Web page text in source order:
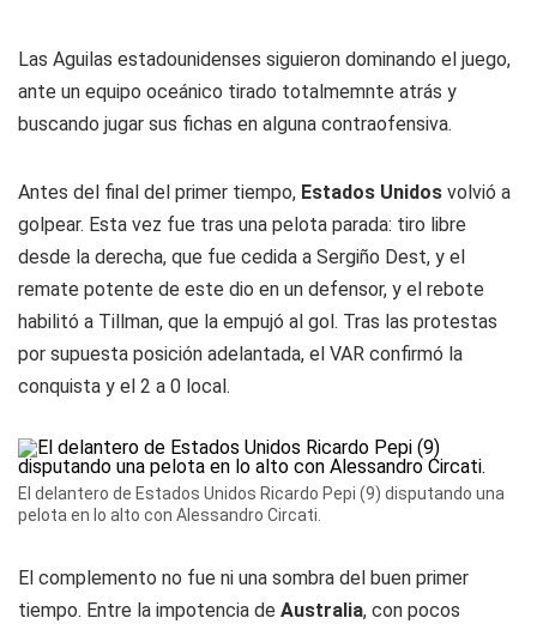
Las Aguilas estadounidenses siguieron dominando el juego,
ante un equipo oceánico tirado totalmemnte atrás y
buscando jugar sus fichas en alguna contraofensiva.
Antes del final del primer tiempo, Estados Unidos volvió a
golpear. Esta vez fue tras una pelota parada: tiro libre
desde la derecha, que fue cedida a Sergiño Dest, y el
remate potente de este dio en un defensor, y el rebote
habilitó a Tillman, que la empujó al gol. Tras las protestas
por supuesta posición adelantada, el VAR confirmó la
conquista y el 2 a 0 local.
El delantero de Estados Unidos Ricardo Pepi (9) disputando una
pelota en lo alto con Alessandro Circati.
El complemento no fue ni una sombra del buen primer
tiempo. Entre la impotencia de Australia, con pocos